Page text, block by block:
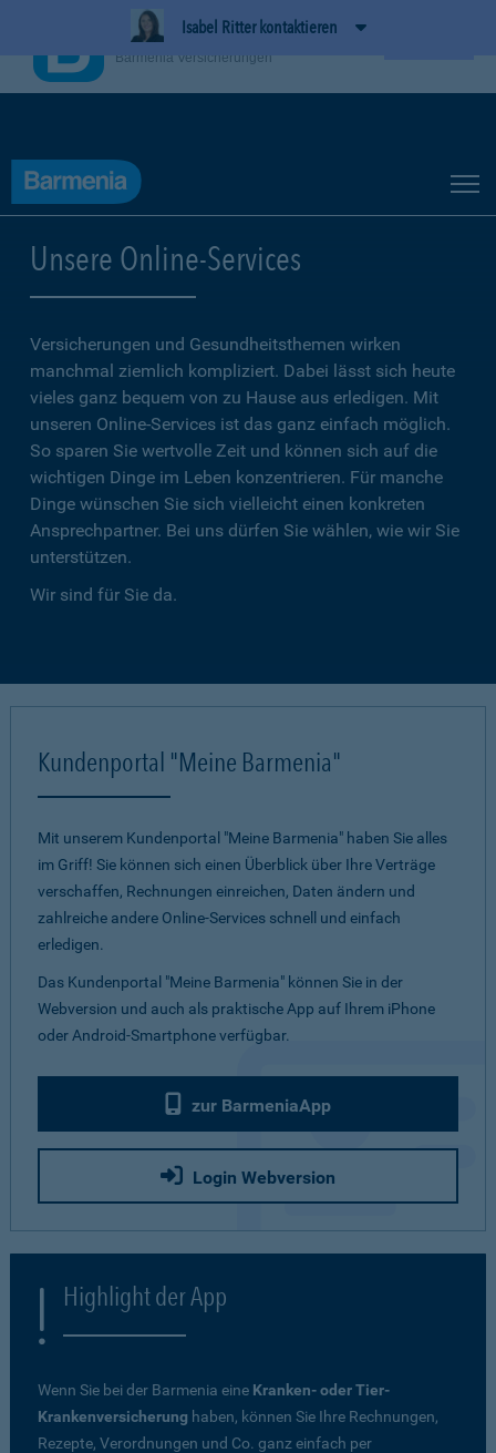
Isabel Ritter kontaktieren
Unsere Online-Services
Versicherungen und Gesundheitsthemen wirken
manchmal ziemlich kompliziert. Dabei lässt sich heute
vieles ganz bequem von zu Hause aus erledigen. Mit
unseren Online-Services ist das ganz einfach möglich.
So sparen Sie wertvolle Zeit und können sich auf die
wichtigen Dinge im Leben konzentrieren. Für manche
Dinge wünschen Sie sich vielleicht einen konkreten
Ansprechpartner. Bei uns dürfen Sie wählen, wie wir Sie
unterstützen.
Wir sind für Sie da.
Kundenportal "Meine Barmenia"
Mit unserem Kundenportal "Meine Barmenia" haben Sie alles
im Griff! Sie können sich einen Überblick über Ihre Verträge
verschaffen, Rechnungen einreichen, Daten ändern und
zahlreiche andere Online-Services schnell und einfach
erledigen.
Das Kundenportal "Meine Barmenia" können Sie in der
Webversion und auch als praktische App auf Ihrem iPhone
oder Android-Smartphone verfügbar.
zur BarmeniaApp
Login Webversion
Highlight der App
Wenn Sie bei der Barmenia eine Kranken- oder Tier-
Krankenversicherung haben, können Sie Ihre Rechnungen,
Rezepte, Verordnungen und Co. ganz einfach per
BarmeniaApp
Barmenia Versicherungen